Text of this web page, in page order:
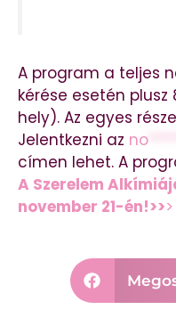
A program a teljes
kérése esetén
hely). Az egyes
Jelentkezni az no
címen lehet. A
A Szerelem
november 21-én!>>>